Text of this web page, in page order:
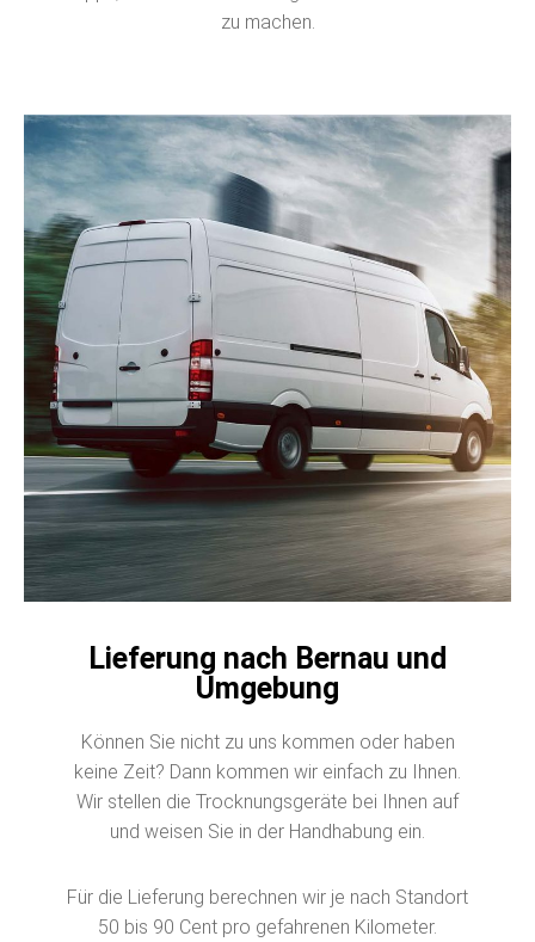
zu machen.
Lieferung nach Bernau und
Umgebung
Können Sie nicht zu uns kommen oder haben
keine Zeit? Dann kommen wir einfach zu Ihnen.
Wir stellen die Trocknungsgeräte bei Ihnen auf
und weisen Sie in der Handhabung ein.
Für die Lieferung berechnen wir je nach Standort
50 bis 90 Cent pro gefahrenen Kilometer.